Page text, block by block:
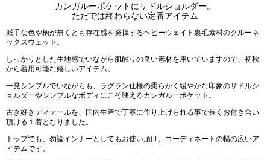
カンガルーポケットにサドルショルダー。
ただでは終わらない定番アイテム
派手な色や柄が無くとも存在感を発揮するヘビーウェイト裏毛素材のクルーネ
ックスウェット。
しっかりとした生地感でいながら肌触りの良い素材を用いていますので、初秋
から着用可能な嬉しいアイテム。
一見シンプルでいながらも、ラグラン仕様の柔らかく緩やかな印象のサドルシ
ョルダーやシンプルなボディにこそ映えるカンガルーポケット。
古き好きディテールを、国内生産で丁寧に作り上げられる事で長くお付き合い
頂ける１着となりました。
トップでも、勿論インナーとしてもお使い頂け、コーディネートの幅の広いア
イテムです。